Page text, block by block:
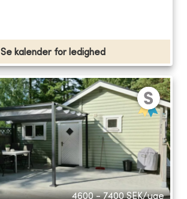
Se kalender for ledighed
4600 - 7400 SEK/uge